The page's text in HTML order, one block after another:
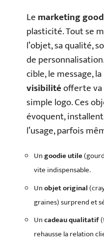
Lemarketing
plasticité. Tout se
l’objet, sa qualité,
de
cible, le message,
visibilitéofferte va
simple logo. Ces
évoquent,
l’usage, parfois
Ungoodie utile
vite indispensable.
Unobjet original
graines) surprend et
Uncadeau qualitatif
rehausse la relation